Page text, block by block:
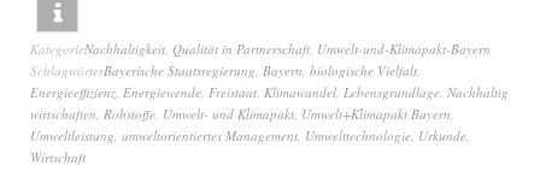
KategorieNachhaltigkeit, Qualität in Partnerschaft, Umwelt-und-Klimapakt-Bayern
SchlagwörterBayerische Staatsregierung, Bayern, biologische Vielfalt,
Energieeffizienz, Energiewende, Freistaat, Klimawandel, Lebensgrundlage, Nachhaltig
wirtschaften, Rohstoffe, Umwelt- und Klimapakt, Umwelt+Klimapakt Bayern,
Umweltleistung, umweltorientiertes Management, Umwelttechnologie, Urkunde,
Wirtschaft